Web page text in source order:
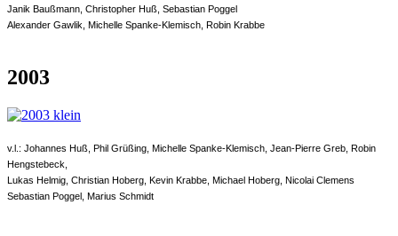
Janik Baußmann, Christopher Huß, Sebastian Poggel
Alexander Gawlik, Michelle Spanke-Klemisch, Robin Krabbe
2003
v.l.: Johannes Huß, Phil Grüßing, Michelle Spanke-Klemisch, Jean-Pierre Greb, Robin
Hengstebeck,
Lukas Helmig, Christian Hoberg, Kevin Krabbe, Michael Hoberg, Nicolai Clemens
Sebastian Poggel, Marius Schmidt